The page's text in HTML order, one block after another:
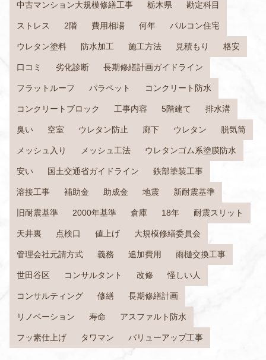
中古マンション大規模修繕工事 栃木県 勘定科目
ストレス 2階 費用相場 何年 パルコン住宅
ウレタン塗料 防水加工 施工方法 見積もり 格安
口コミ 劣化診断 長期修繕計画ガイドライン
フラットルーフ パラペット コンクリート防水
コンクリートブロック 工事内容 5階建て 排水溝
臭い 空室 ウレタン防止 廊下 ウレタン 脱気筒
メッシュ入り メッシュ工法 ウレタンゴム系塗膜防水
安い 国土交通省ガイドライン 鉄部塗装工事
溶接工事 補助金 助成金 地震 新耐震基準
旧耐震基準 2000年基準 倉庫 18年 耐震スリット
天井裏 点検口 値上げ 大規模修繕委員会
管理会社元請方式 義務 追加費用 雨樋交換工事
世田谷区 コンサルタント 改修 怪しい人
コンサルティング 修繕 長期修繕計画
リノベーション 寿命 アスファルト防水
フッ素仕上げ タワマン バリューアップ工事